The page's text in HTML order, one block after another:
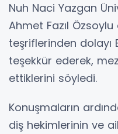
Nuh Naci Yazgan
Ahmet Fazıl
teşriflerinden dolayı
teşekkür ederek,
ettiklerini söyledi.
Konuşmaların
diş hekimlerinin ve